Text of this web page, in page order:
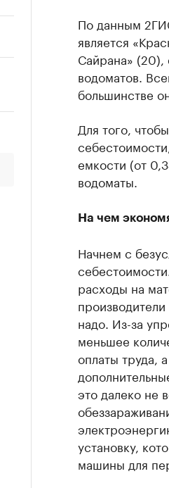
По данным
является
Сайрана» (20),
водоматов.
большинстве
Для того,
емкости (от
водоматы.
На чем
Начнем с
расходы на
надо. Из-за
меньшее
оплаты труда,
это далеко не
установку,
машины для